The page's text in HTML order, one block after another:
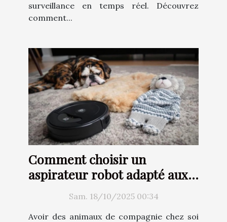
surveillance en temps réel. Découvrez
comment...
Comment choisir un
aspirateur robot adapté aux
besoins d'un foyer avec
animaux ?Sam. 18/10/2025 00:34
Avoir des animaux de compagnie chez soi